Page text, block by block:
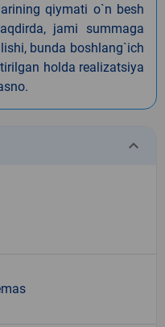
qiymati o`n besh
jami summaga
bunda boshlang`ich
holda realizatsiya
keyboard_arrow_down